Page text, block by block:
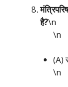
है?\n
\n
(A)
\n